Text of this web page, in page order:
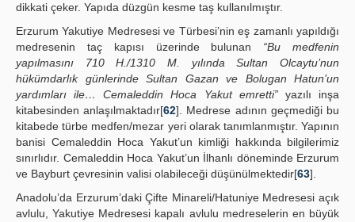
dikkati çeker. Yapıda düzgün kesme taş kullanılmıştır.
Erzurum Yakutiye Medresesi ve Türbesi’nin eş zamanlı yapıldığı
medresenin taç kapısı üzerinde bulunan “Bu medfenin
yapılmasını 710 H./1310 M. yılında Sultan Olcaytu’nun
hükümdarlık günlerinde Sultan Gazan ve Bolugan Hatun’un
yardımları ile… Cemaleddin Hoca Yakut emretti”yazılı inşa
kitabesinden anlaşılmaktadır[62]. Medrese adının geçmediği bu
kitabede türbe medfen/mezar yeri olarak tanımlanmıştır. Yapının
banisi Cemaleddin Hoca Yakut’un kimliği hakkında bilgilerimiz
sınırlıdır. Cemaleddin Hoca Yakut’un İlhanlı döneminde Erzurum
ve Bayburt çevresinin valisi olabileceği düşünülmektedir[63].
Anadolu’da Erzurum’daki Çifte Minareli/Hatuniye Medresesi açık
avlulu, Yakutiye Medresesi kapalı avlulu medreselerin en büyük